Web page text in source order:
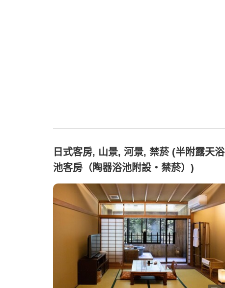
日式客房, 山景, 河景, 禁菸 (半附露天浴
池客房（陶器浴池附設・禁菸）)